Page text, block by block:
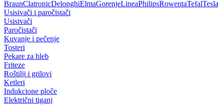
BraunClatronicDelonghiElmaGorenjeLineaPhilipsRowentaTefalTesla
Usisivači i paročistači
Usisivači
Paročistači
Kuvanje i pečenje
Tosteri
Pekare za hleb
Friteze
Roštilji i grilovi
Ketleri
Indukcione ploče
Električni tiganj